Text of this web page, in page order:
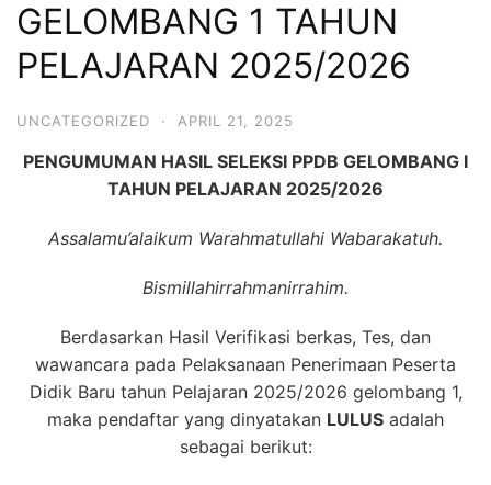
GELOMBANG 1 TAHUN
PELAJARAN 2025/2026
UNCATEGORIZED · APRIL 21, 2025
PENGUMUMAN HASIL SELEKSI PPDB GELOMBANG I
TAHUN PELAJARAN 2025/2026
Assalamu’alaikum Warahmatullahi Wabarakatuh.
Bismillahirrahmanirrahim.
Berdasarkan Hasil Verifikasi berkas, Tes, dan
wawancara pada Pelaksanaan Penerimaan Peserta
Didik Baru tahun Pelajaran 2025/2026 gelombang 1,
maka pendaftar yang dinyatakan LULUS adalah
sebagai berikut: